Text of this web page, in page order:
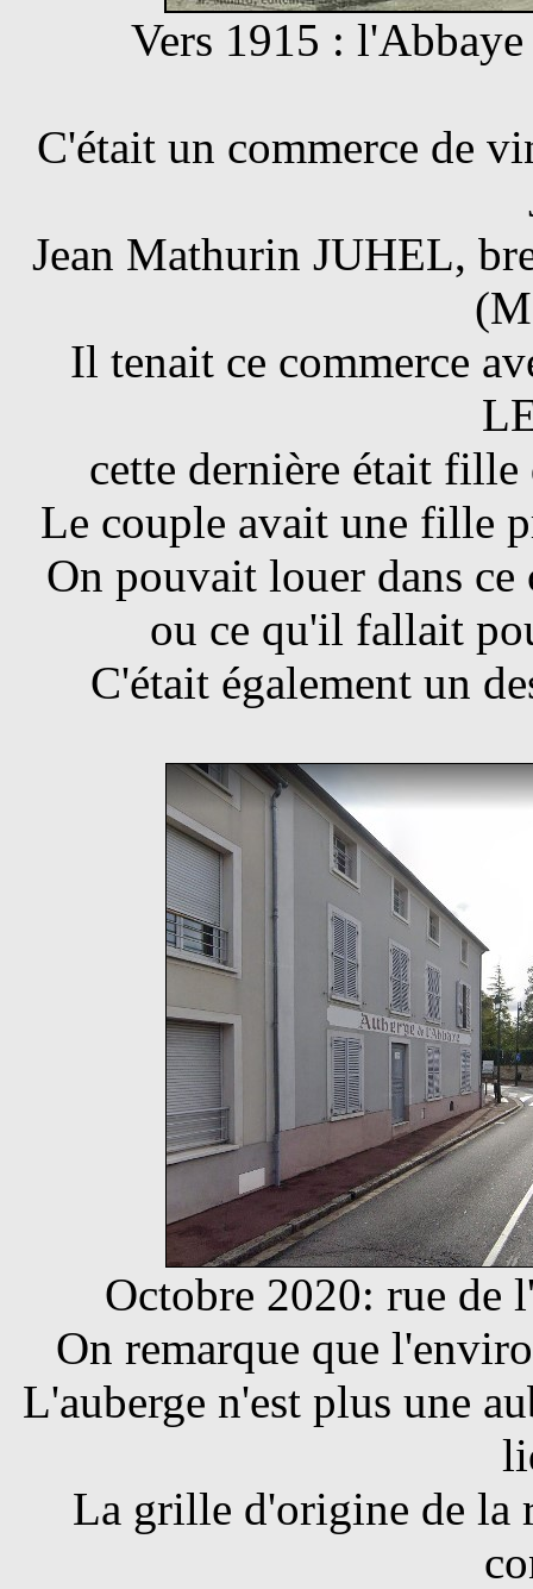
Vers 1915 :
C'était un commerce de
Jean Mathurin JUHEL,
Il tenait ce commerce
cette dernière était
Le couple avait une fille
On pouvait louer dans ce
ou ce qu'il fallait
C'était également un
Octobre 2020: rue de
On remarque que
L'auberge n'est plus une
La grille d'origine de la